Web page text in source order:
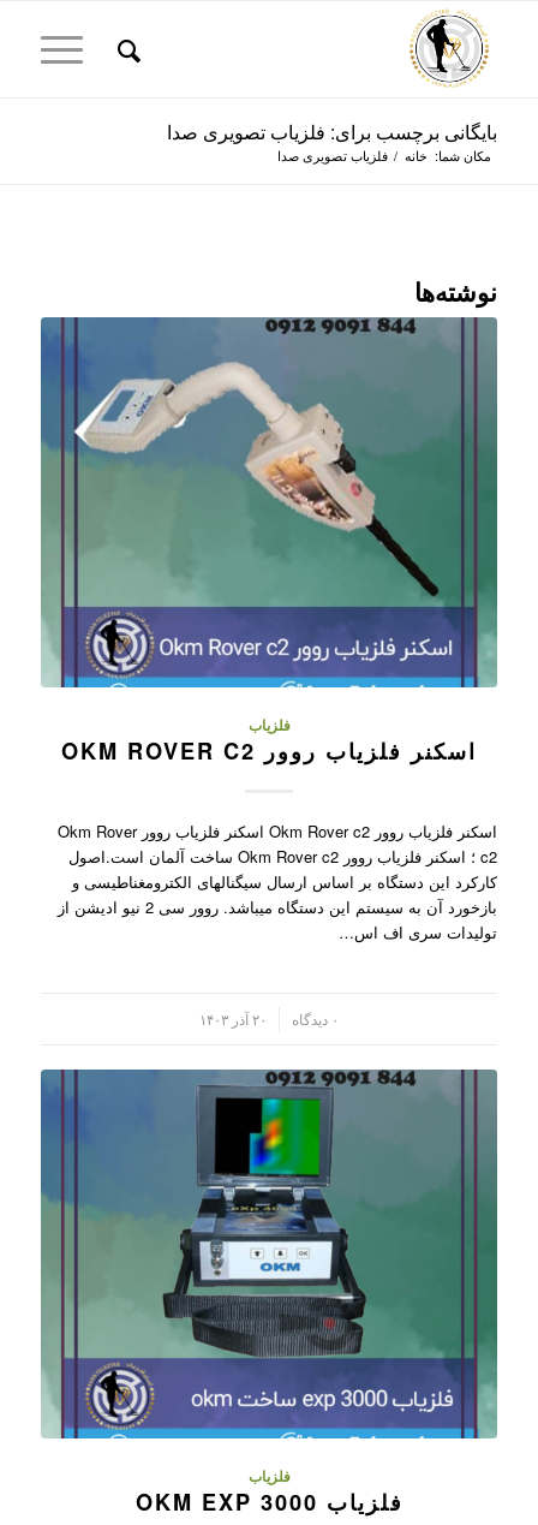
بایگانی برچسب برای: فلزیاب تصویری صدا
مکان شما: خانه / فلزیاب تصویری صدا
نوشته‌ها
فلزیاب
اسکنر فلزیاب روور OKM ROVER C2
اسکنر فلزیاب روور Okm Rover c2 اسکنر فلزیاب روور Okm Rover
c2 ؛ اسکنر فلزیاب روور Okm Rover c2 ساخت آلمان است.اصول
کارکرد این دستگاه بر اساس ارسال سیگنالهای الکترومغناطیسی و
بازخورد آن به سیستم این دستگاه میباشد. روور سی 2 نیو ادیشن از
تولیدات سری اف اس…
۰ دیدگاه ۲۰ آذر ۱۴۰۳
فلزیاب
فلزیاب OKM EXP 3000